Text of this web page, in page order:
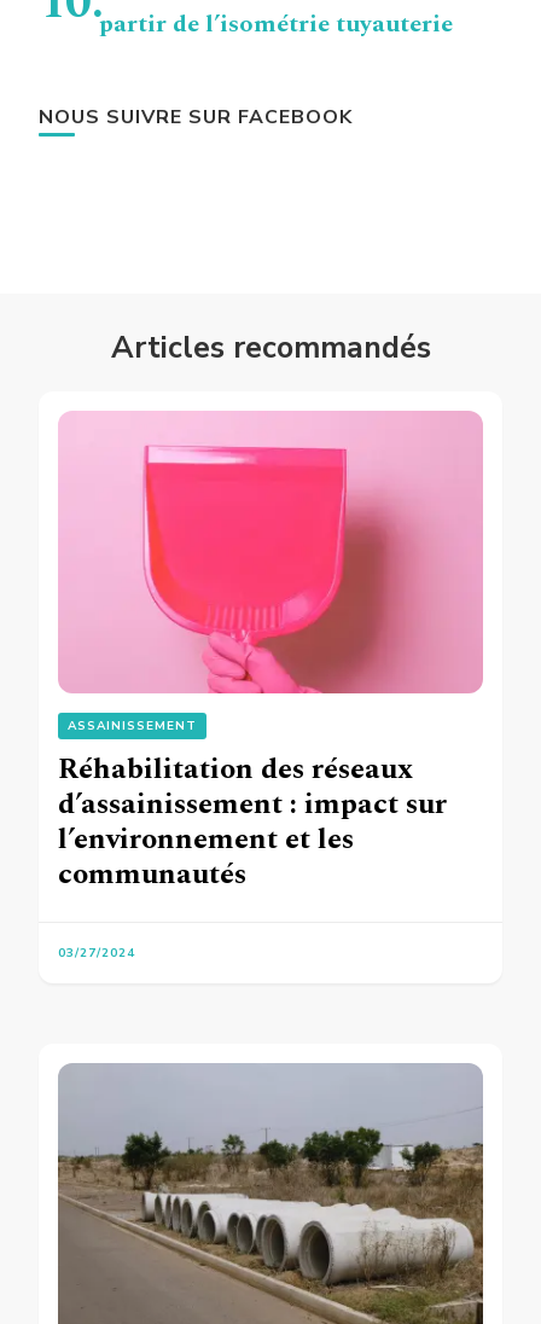
partir de l’isométrie tuyauterie
NOUS SUIVRE SUR FACEBOOK
Articles recommandés
ASSAINISSEMENT
Réhabilitation des réseaux
d’assainissement : impact sur
l’environnement et les
communautés
03/27/2024